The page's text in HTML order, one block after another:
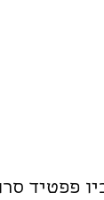
פפטיד